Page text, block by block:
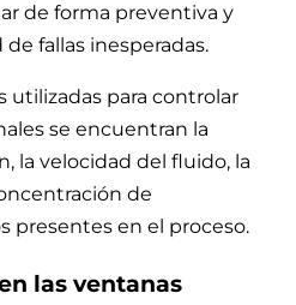
de forma preventiva y
fallas inesperadas.
utilizadas para controlar
se encuentran la
la velocidad del fluido, la
de
presentes en el proceso.
las ventanas